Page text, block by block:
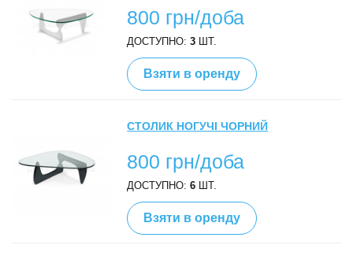
800 грн/доба
ДОСТУПНО:3 ШТ.
Взяти в оренду
СТОЛИК НОГУЧІ ЧОРНИЙ
800 грн/доба
ДОСТУПНО:6 ШТ.
Взяти в оренду